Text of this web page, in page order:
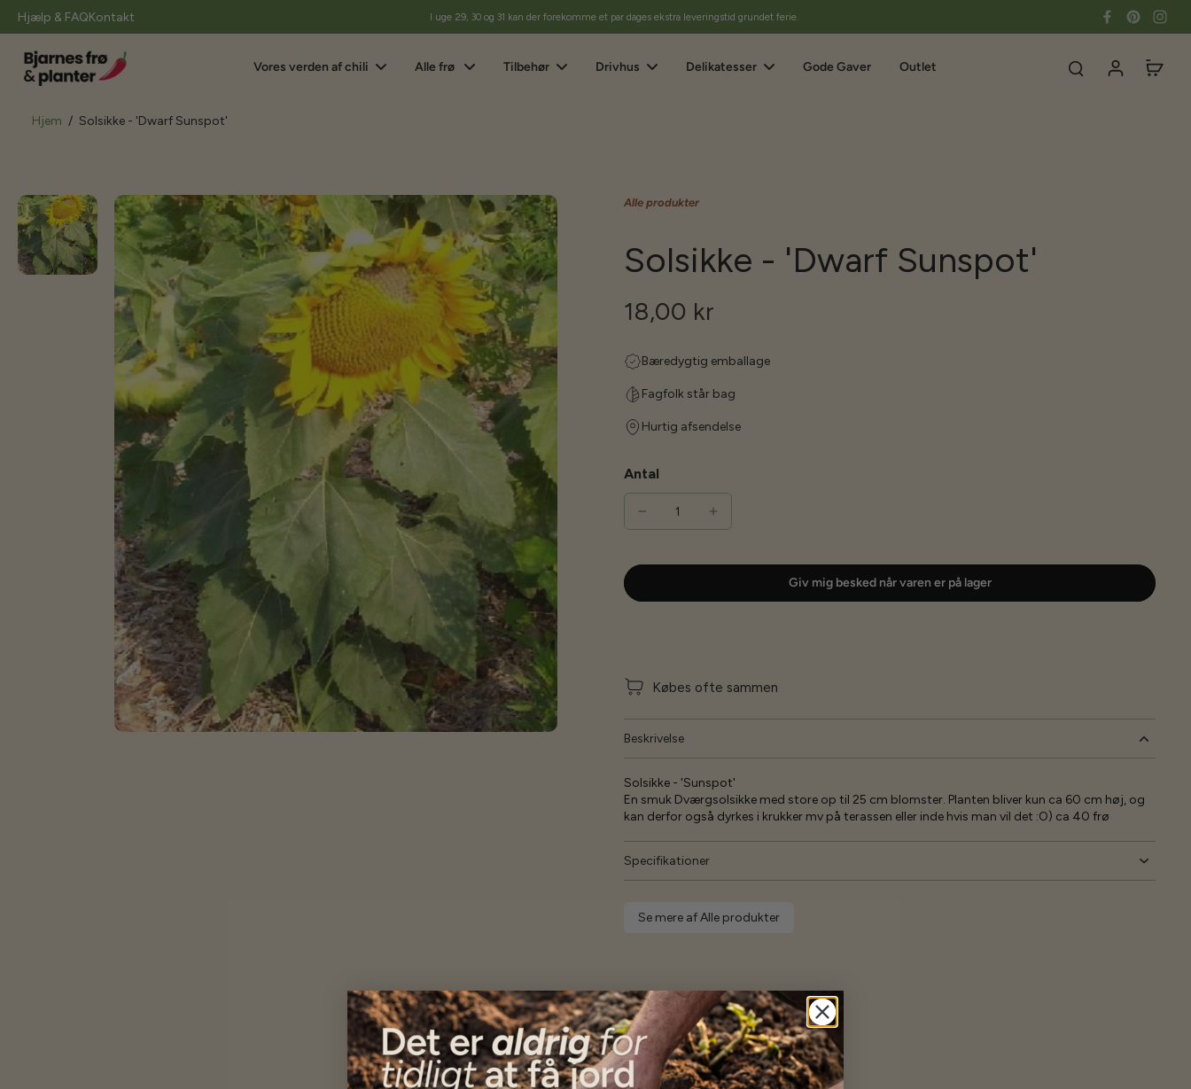
Hjælp & FAQKontakt I uge 29, 30 og 31 kan der forekomme et par dages ekstra leveringstid grundet ferie.
Vores verden af chili Alle frø Tilbehør Drivhus Delikatesser Gode Gaver Outlet
Hjem / Solsikke - 'Dwarf Sunspot'
Gå
til
produktoplysninger
Alle produkter
Solsikke - 'Dwarf Sunspot'
18,00 kr
Bæredygtig emballage
Fagfolk står bag
Hurtig afsendelse
Antal
Giv mig besked når varen er på lager
Købes ofte sammen
Beskrivelse
Solsikke - 'Sunspot'
En smuk Dværgsolsikke med store op til 25 cm blomster. Planten bliver kun ca 60 cm høj, og
kan derfor også dyrkes i krukker mv på terassen eller inde hvis man vil det :O) ca 40 frø
Specifikationer
Se mere af Alle produkter
Vores kundersiger...